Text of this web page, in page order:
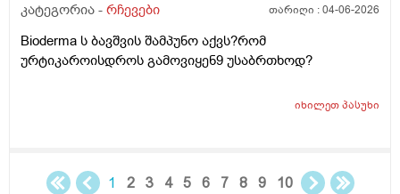
ტამზე არვარ ასე.წყლოთაც კი ჩიმი წვაც მაქ აქა ოქ
სახეზე წამოერად.ბუნჩენსაც ბავშობიდან ვხმარობ
კატეგორია - რჩევები თარიღი :04-06-2026
Bioderma ს ბავშვის შამპუნო აქვს?რომ
ურტიკაროისდროს გამოვიყენ9 უსაბრთხოდ?
იხილეთპასუხი
1 2 3 4 5 6 7 8 9 10